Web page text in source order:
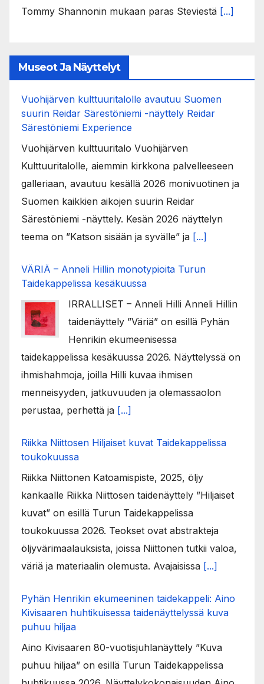
Tommy Shannonin mukaan paras Steviestä [...]
Museot Ja Näyttelyt
Vuohijärven kulttuuritalolle avautuu Suomen
suurin Reidar Särestöniemi -näyttely Reidar
Särestöniemi Experience
Vuohijärven kulttuuritalo Vuohijärven
Kulttuuritalolle, aiemmin kirkkona palvelleeseen
galleriaan, avautuu kesällä 2026 monivuotinen ja
Suomen kaikkien aikojen suurin Reidar
Särestöniemi -näyttely. Kesän 2026 näyttelyn
teema on ”Katson sisään ja syvälle” ja [...]
VÄRIÄ – Anneli Hillin monotypioita Turun
Taidekappelissa kesäkuussa
IRRALLISET – Anneli Hilli Anneli Hillin
taidenäyttely ”Väriä” on esillä Pyhän
Henrikin ekumeenisessa
taidekappelissa kesäkuussa 2026. Näyttelyssä on
ihmishahmoja, joilla Hilli kuvaa ihmisen
menneisyyden, jatkuvuuden ja olemassaolon
perustaa, perhettä ja [...]
Riikka Niittosen Hiljaiset kuvat Taidekappelissa
toukokuussa
Riikka Niittonen Katoamispiste, 2025, öljy
kankaalle Riikka Niittosen taidenäyttely ”Hiljaiset
kuvat” on esillä Turun Taidekappelissa
toukokuussa 2026. Teokset ovat abstrakteja
öljyvärimaalauksista, joissa Niittonen tutkii valoa,
väriä ja materiaalin olemusta. Avajaisissa [...]
Pyhän Henrikin ekumeeninen taidekappeli: Aino
Kivisaaren huhtikuisessa taidenäyttelyssä kuva
puhuu hiljaa
Aino Kivisaaren 80-vuotisjuhlanäyttely ”Kuva
puhuu hiljaa” on esillä Turun Taidekappelissa